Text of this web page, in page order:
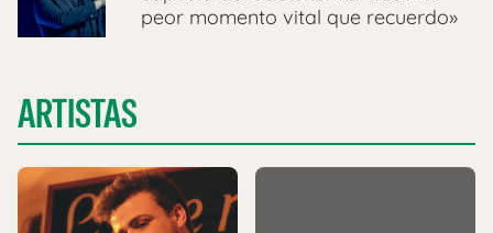
peor momento vital que recuerdo»
ARTISTAS